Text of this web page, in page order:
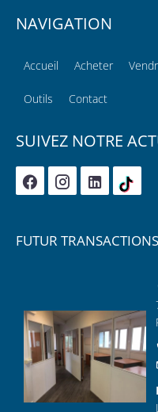
NAVIGATION
Accueil Acheter
Outils Contact
SUIVEZ NOTRE
FUTUR